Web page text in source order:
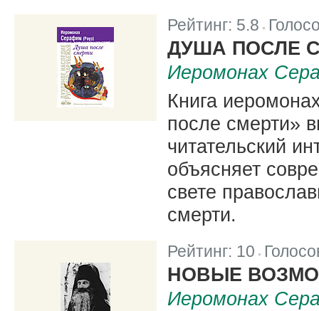
Рейтинг: 5.8 |
ДУША ПОСЛЕ
Иеромонах
Книга
после смерти»
читательский
объясняет
свете
смерти.
Рейтинг: 10 |
НОВЫЕ
Иеромонах